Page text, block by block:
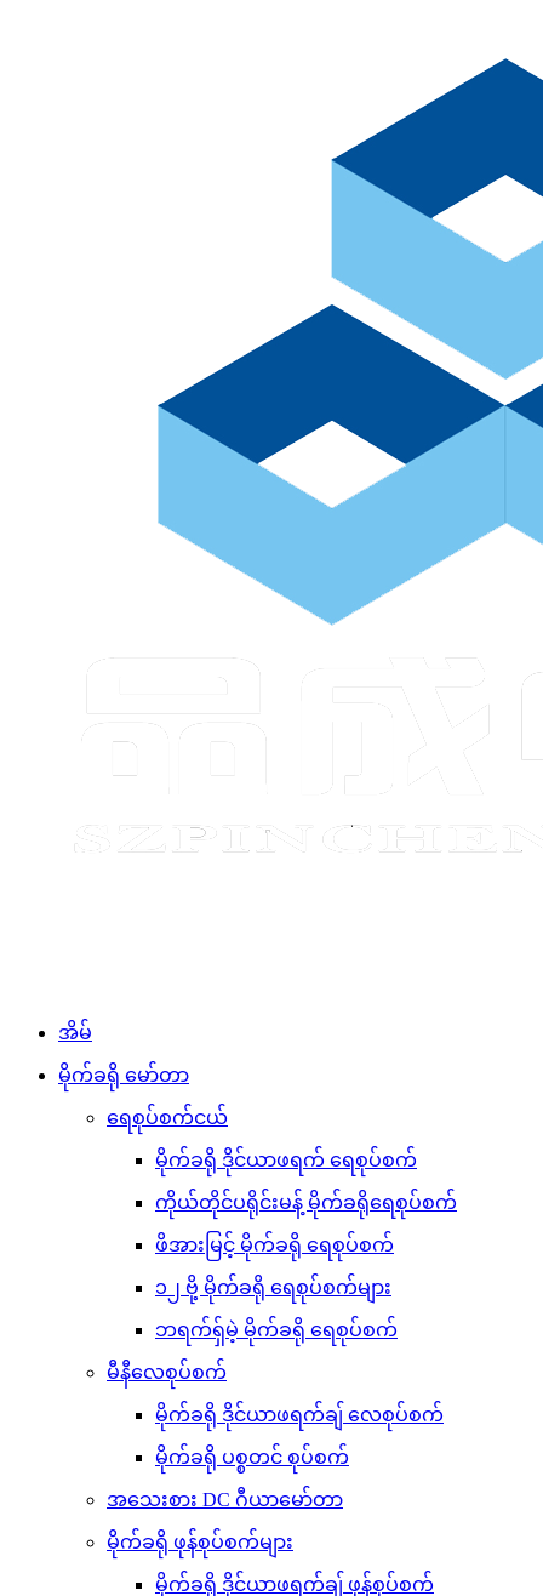
အိမ်
မိုက်ခရို မော်တာ
ရေစုပ်စက်ငယ်
မိုက်ခရို ဒိုင်ယာဖရက် ရေစုပ်စက်
ကိုယ်တိုင်ပရိုင်းမန့် မိုက်ခရိုရေစုပ်စက်
ဖိအားမြင့် မိုက်ခရို ရေစုပ်စက်
၁၂ ဗို့ မိုက်ခရို ရေစုပ်စက်များ
ဘရက်ရှ်မဲ့ မိုက်ခရို ရေစုပ်စက်
မီနီလေစုပ်စက်
မိုက်ခရို ဒိုင်ယာဖရက်ချ် လေစုပ်စက်
မိုက်ခရို ပစ္စတင် စုပ်စက်
အသေးစား DC ဂီယာမော်တာ
မိုက်ခရို ဖုန်စုပ်စက်များ
မိုက်ခရို ဒိုင်ယာဖရက်ချ် ဖုန်စုပ်စက်